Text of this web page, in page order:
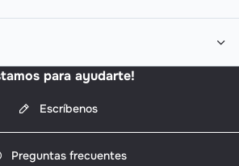
para ayudarte!
Escríbenos
Preguntas frecuentes